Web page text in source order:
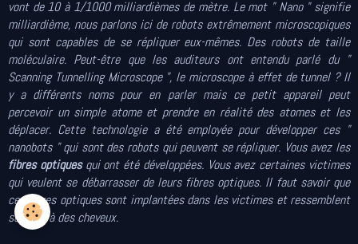
vont de 10 à 1/1000 milliardièmes de mètre. Le mot " Nano " signifie
milliardième, nous parlons ici de robots extrêmement microscopiques
qui sont capables de se répliquer eux-mêmes. Des robots de taille
moléculaire. Peut-être que les auditeurs ont entendu parlé du "
Scanning Tunnelling Microscope ", le microscope à effet de tunnel ? Il
y a différents noms pour en parler mais ce petit appareil peut
percevoir un simple atome et prendre en réalité des atomes et les
déplacer. Cette technologie a été employée pour développer ces "
nanobots " qui sont des robots qui peuvent se répliquer. Vous avez les
fibres optiquesqui ont été développées. Vous avez certaines victimes
qui veulent se débarrasser de leurs fibres optiques. Il faut savoir que
ces fibres optiques sont implantées dans les victimes et ressemblent
souvent à des cheveux.